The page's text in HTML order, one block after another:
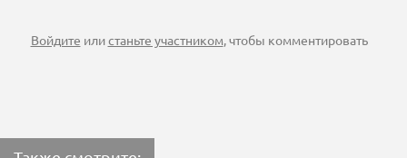
Войдите илистаньте участником, чтобы комментировать